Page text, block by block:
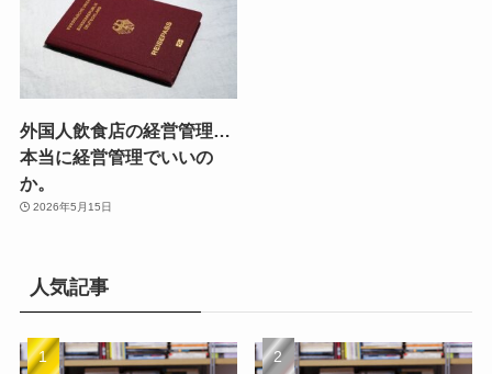
外国人飲食店の経営管理…
本当に経営管理でいいの
か。
2026年5月15日
人気記事